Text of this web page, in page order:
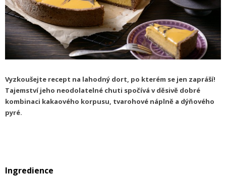
Vyzkoušejte recept na lahodný dort, po kterém se jen zapráší!
Tajemství jeho neodolatelné chuti spočívá v děsivě dobré
kombinaci kakaového korpusu, tvarohové náplně a dýňového
pyré.
Ingredience